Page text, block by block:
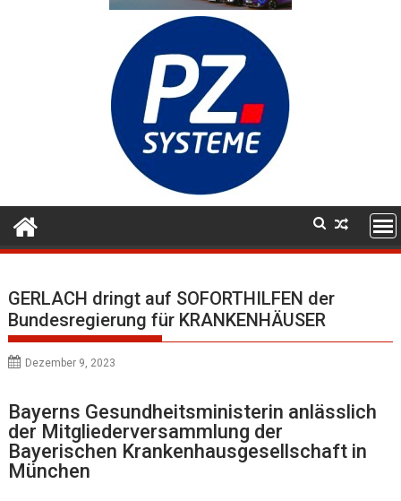
GERLACH dringt auf SOFORTHILFEN der
Bundesregierung für KRANKENHÄUSER
Dezember 9, 2023
Bayerns Gesundheitsministerin anlässlich
der Mitgliederversammlung der
Bayerischen Krankenhausgesellschaft in
München